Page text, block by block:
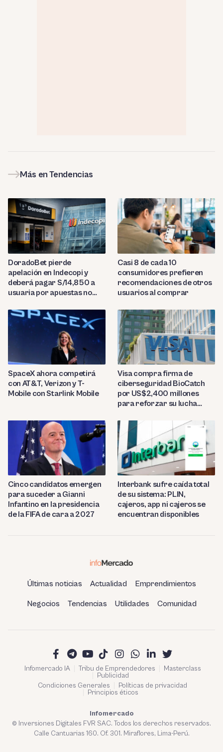
Más en Tendencias
DoradoBet pierde
apelación en Indecopi y
deberá pagar S/14,850 a
usuaria por apuestas no
Casi 8 de cada 10
consumidores prefieren
recomendaciones de otros
usuarios al comprar
SpaceX ahora competirá
con AT&T, Verizon y T-
Mobile con Starlink Mobile
Visa compra firma de
ciberseguridad BioCatch
por US$2,400 millones
para reforzar su lucha
Cinco candidatos emergen
para suceder a Gianni
Infantino en la presidencia
de la FIFA de cara a 2027
Interbank sufre caída total
de su sistema: PLIN,
cajeros, app ni cajeros se
encuentran disponibles
Últimas noticias Actualidad Emprendimientos
Negocios Tendencias Utilidades Comunidad
Infomercado IA Tribu de Emprendedores
Masterclass
Publicidad
Condiciones Generales
Políticas de privacidad
Principios éticos
Infomercado
© Inversiones Digitales FVR SAC. Todos los derechos reservados.
Calle Cantuarias 160. Of. 301. Miraflores, Lima-Perú.